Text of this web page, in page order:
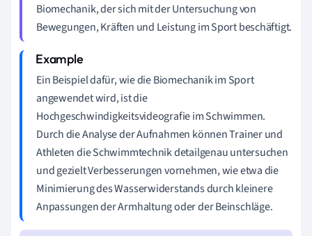
Biomechanik, der sich mit der Untersuchung von
Bewegungen, Kräften und Leistung im Sport beschäftigt.
Ein Beispiel dafür, wie die Biomechanik im Sport
angewendet wird, ist die
Hochgeschwindigkeitsvideografie im Schwimmen.
Durch die Analyse der Aufnahmen können Trainer und
Athleten die Schwimmtechnik detailgenau untersuchen
und gezielt Verbesserungen vornehmen, wie etwa die
Minimierung des Wasserwiderstands durch kleinere
Anpassungen der Armhaltung oder der Beinschläge.